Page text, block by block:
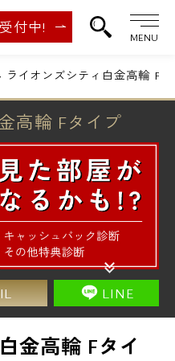
付中!
MENU
ライオンズシティ白金高輪 F
高輪 Fタイプ
LINE
金高輪 Fタイ